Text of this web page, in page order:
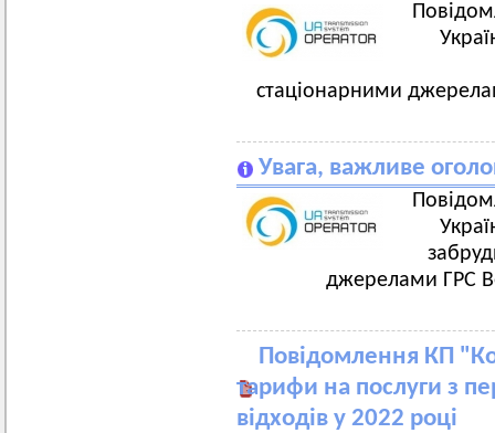
стаціонарними
Увага, важливе
джерелами ГРС
Повідомлення КП
тарифи на послуги з
відходів у 2022 році